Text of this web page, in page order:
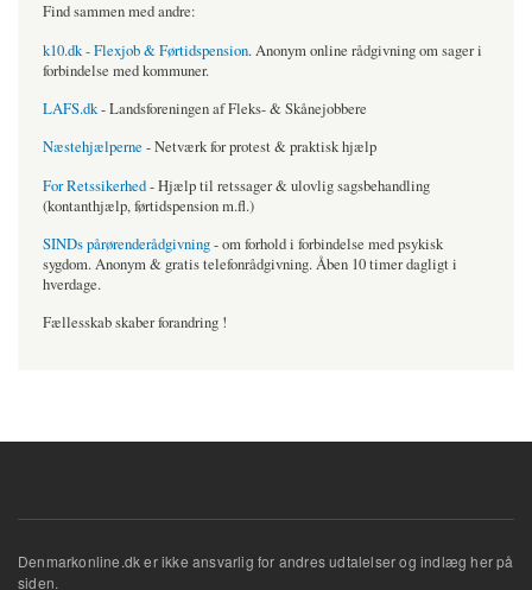
Find sammen med andre:
k10.dk - Flexjob & Førtidspension. Anonym online rådgivning om sager i
forbindelse med kommuner.
LAFS.dk- Landsforeningen af Fleks- & Skånejobbere
Næstehjælperne - Netværk for protest & praktisk hjælp
For Retssikerhed- Hjælp til retssager & ulovlig sagsbehandling
(kontanthjælp, førtidspension m.fl.)
SINDs pårørenderådgivning- om forhold i forbindelse med psykisk
sygdom. Anonym & gratis telefonrådgivning. Åben 10 timer dagligt i
hverdage.
Fællesskab skaber forandring !
Denmarkonline.dk er ikke ansvarlig for andres udtalelser og indlæg her på
siden.